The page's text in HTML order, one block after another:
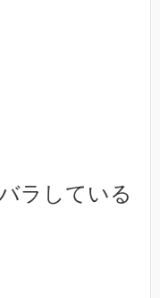
ラしている